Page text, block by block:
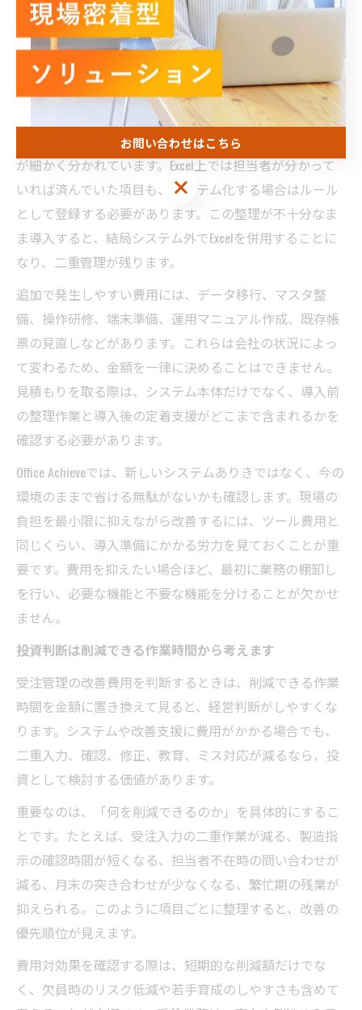
は、月額費用や初期費用だけで判断しないことが大切で
す。実際には、既存データの整理、商品マスタの整備、
取引先情報の登録、現場への説明、運用ルールづくりな
ど、導入前後に必要な作業があります。
特に食品製造業では、商品名、規格、入数、納品先、締
め時間、製造リードタイムなど、受注管理に関わる情報
が細かく分かれています。Excel上では担当者が分かって
いれば済んでいた項目も、システム化する場合はルール
として登録する必要があります。この整理が不十分なま
ま導入すると、結局システム外でExcelを併用することに
なり、二重管理が残ります。
追加で発生しやすい費用には、データ移行、マスタ整
備、操作研修、端末準備、運用マニュアル作成、既存帳
票の見直しなどがあります。これらは会社の状況によっ
て変わるため、金額を一律に決めることはできません。
見積もりを取る際は、システム本体だけでなく、導入前
の整理作業と導入後の定着支援がどこまで含まれるかを
確認する必要があります。
Office Achieveでは、新しいシステムありきではなく、今の
環境のままで省ける無駄がないかも確認します。現場の
負担を最小限に抑えながら改善するには、ツール費用と
同じくらい、導入準備にかかる労力を見ておくことが重
要です。費用を抑えたい場合ほど、最初に業務の棚卸し
を行い、必要な機能と不要な機能を分けることが欠かせ
ません。
投資判断は削減できる作業時間から考えます
受注管理の改善費用を判断するときは、削減できる作業
時間を金額に置き換えて見ると、経営判断がしやすくな
ります。システムや改善支援に費用がかかる場合でも、
二重入力、確認、修正、教育、ミス対応が減るなら、投
資として検討する価値があります。
重要なのは、「何を削減できるのか」を具体的にするこ
とです。たとえば、受注入力の二重作業が減る、製造指
示の確認時間が短くなる、担当者不在時の問い合わせが
減る、月末の突き合わせが少なくなる、繁忙期の残業が
抑えられる。このように項目ごとに整理すると、改善の
優先順位が見えます。
費用対効果を確認する際は、短期的な削減額だけでな
く、欠員時のリスク低減や若手育成のしやすさも含めて
お問い合わせはこちら
お問い合わせはこちら